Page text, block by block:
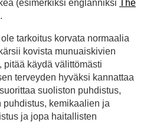
(esimerkiksi englanniksi The
tarkoitus korvata normaalia
kovista munuaiskivien
pitää käydä välittömästi
terveyden hyväksi kannattaa
suoliston puhdistus,
puhdistus, kemikaalien ja
ja jopa haitallisten